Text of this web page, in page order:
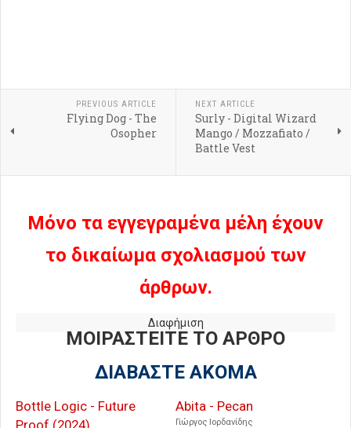
PREVIOUS ARTICLE
Flying Dog - The
Osopher
NEXT ARTICLE
Surly - Digital Wizard
Mango / Mozzafiato /
Battle Vest
Μόνο τα εγγεγραμένα μέλη έχουν
το δικαίωμα σχολιασμού των
άρθρων.
Διαφήμιση
ΜΟΙΡΑΣΤΕΙΤΕ ΤΟ ΑΡΘΡΟ
ΔΙΑΒΑΣΤΕ ΑΚΟΜΑ
Bottle Logic - Future
Abita - Pecan
Γιώργος Ιορδανίδης